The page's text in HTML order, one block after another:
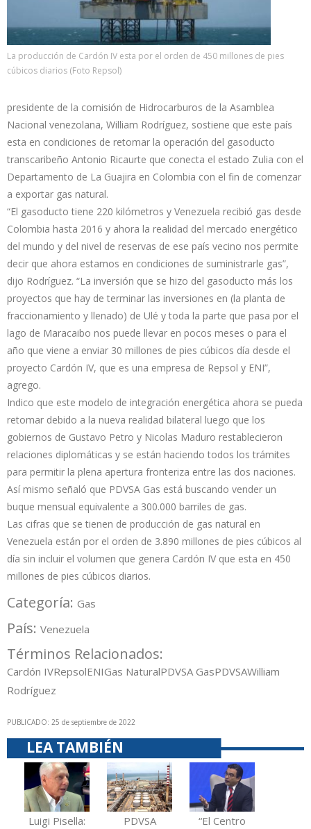
La producción de Cardón IV esta por el orden de 450 millones de pies
cúbicos diarios (Foto Repsol)
presidente de la comisión de Hidrocarburos de la Asamblea
Nacional venezolana, William Rodríguez, sostiene que este país
esta en condiciones de retomar la operación del gasoducto
transcaribeño Antonio Ricaurte que conecta el estado Zulia con el
Departamento de La Guajira en Colombia con el fin de comenzar
a exportar gas natural.
“El gasoducto tiene 220 kilómetros y Venezuela recibió gas desde
Colombia hasta 2016 y ahora la realidad del mercado energético
del mundo y del nivel de reservas de ese país vecino nos permite
decir que ahora estamos en condiciones de suministrarle gas”,
dijo Rodríguez. “La inversión que se hizo del gasoducto más los
proyectos que hay de terminar las inversiones en (la planta de
fraccionamiento y llenado) de Ulé y toda la parte que pasa por el
lago de Maracaibo nos puede llevar en pocos meses o para el
año que viene a enviar 30 millones de pies cúbicos día desde el
proyecto Cardón IV, que es una empresa de Repsol y ENI”,
agrego.
Indico que este modelo de integración energética ahora se pueda
retomar debido a la nueva realidad bilateral luego que los
gobiernos de Gustavo Petro y Nicolas Maduro restablecieron
relaciones diplomáticas y se están haciendo todos los trámites
para permitir la plena apertura fronteriza entre las dos naciones.
Así mismo señaló que PDVSA Gas está buscando vender un
buque mensual equivalente a 300.000 barriles de gas.
Las cifras que se tienen de producción de gas natural en
Venezuela están por el orden de 3.890 millones de pies cúbicos al
día sin incluir el volumen que genera Cardón IV que esta en 450
millones de pies cúbicos diarios.
Categoría: Gas
País: Venezuela
Términos Relacionados:
Cardón IVRepsolENIGas NaturalPDVSA GasPDVSAWilliam
Rodríguez
PUBLICADO: 25 de septiembre de 2022
LEA TAMBIÉN
Luigi Pisella:
PDVSA
“El Centro